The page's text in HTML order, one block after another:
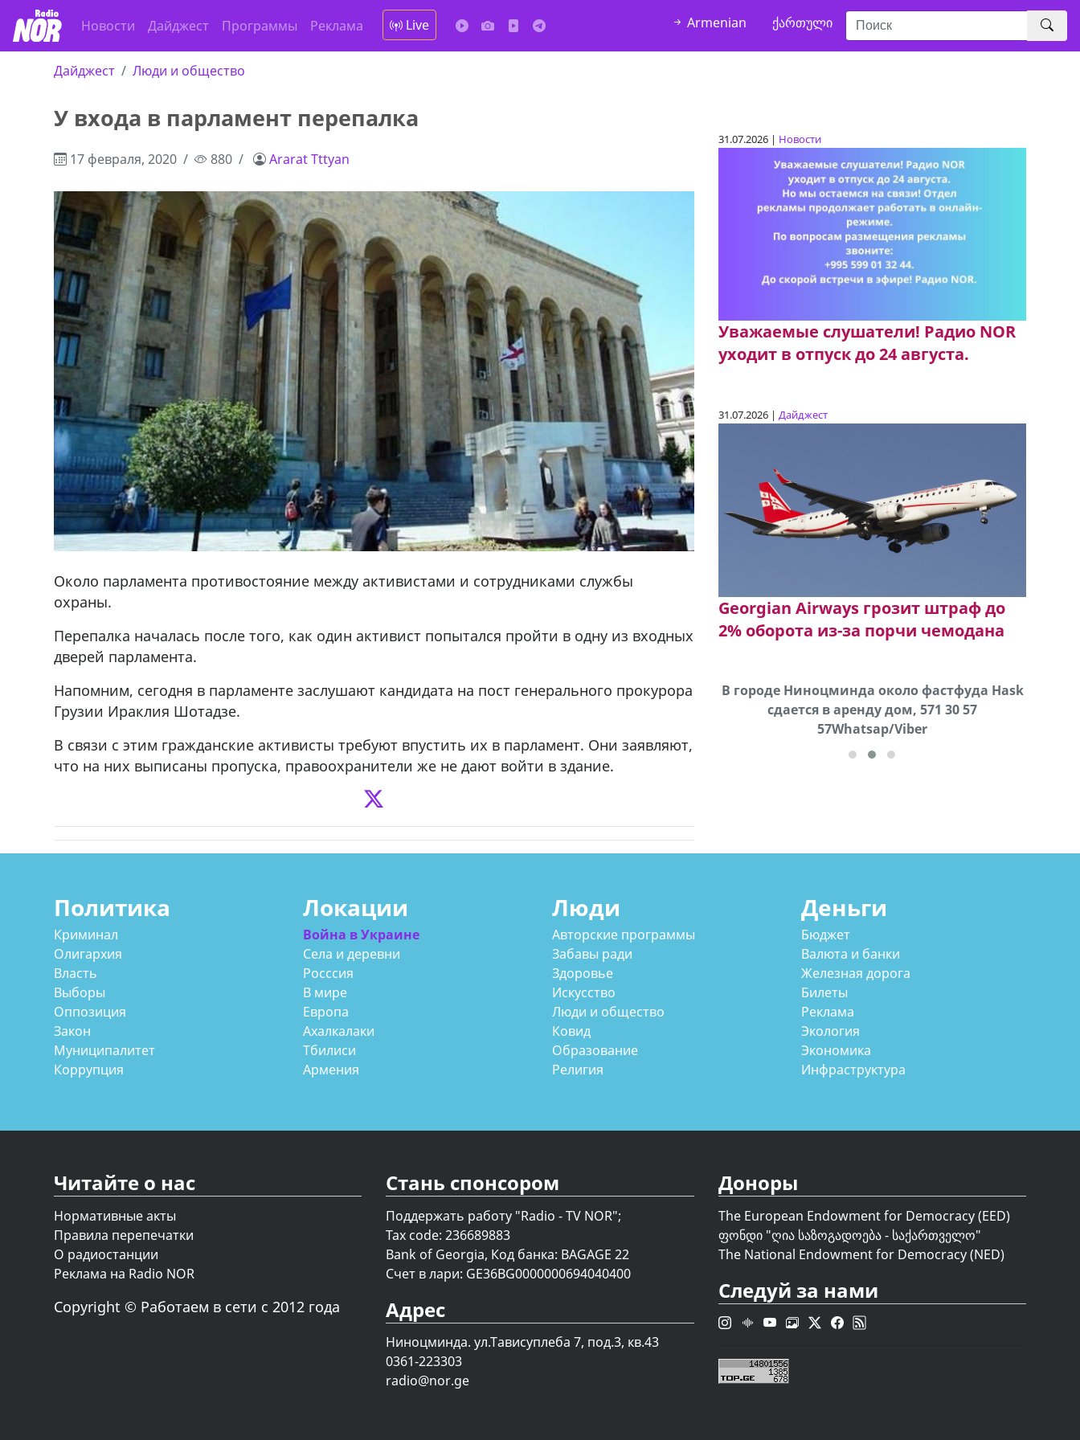
Новости Дайджест Программы Реклама Live Armenian ქართული
Дайджест Люди и общество
У входа в парламент перепалка
17 февраля, 2020 880 Ararat Tttyan
Около парламента противостояние между активистами и сотрудниками службы
охраны.
Перепалка началась после того, как один активист попытался пройти в одну из входных
дверей парламента.
Напомним, сегодня в парламенте заслушают кандидата на пост генерального прокурора
Грузии Ираклия Шотадзе.
В связи с этим гражданские активисты требуют впустить их в парламент. Они заявляют,
что на них выписаны пропуска, правоохранители же не дают войти в здание.
31.07.2026 | Новости
Уважаемые слушатели! Радио NOR
уходит в отпуск до 24 августа.
31.07.2026 | Дайджест
Georgian Airways грозит штраф до
2% оборота из-за порчи чемодана
30 57
Продается соль оптом и в розницу в
мешках, 500 22 47 42
В городе Ниноцминда около фастфуда Hask
cдается в аренду дом, 571 30 57
57Whatsap/Viber
Продается машина марки Prado,571 30 57
57Whatsap/Viber
Политика
Криминал
Олигархия
Власть
Выборы
Оппозиция
Закон
Муниципалитет
Коррупция
Локации
Война в Украине
Села и деревни
Росссия
В мире
Европа
Ахалкалаки
Тбилиси
Армения
Люди
Авторские программы
Забавы ради
Здоровье
Искусство
Люди и общество
Ковид
Образование
Религия
Деньги
Бюджет
Валюта и банки
Железная дорога
Билеты
Реклама
Экология
Экономика
Инфраструктура
Читайте о нас
Нормативные акты
Правила перепечатки
О радиостанции
Реклама на Radio NOR
Copyright © Работаем в сети с 2012 года
Стань спонсором
Поддержать работу "Radio - TV NOR";
Tax code: 236689883
Bank of Georgia, Код банка: BAGAGE 22
Счет в лари: GE36BG0000000694040400
Адрес
Ниноцминда. ул.Тависуплеба 7, под.3, кв.43
0361-223303
radio@nor.ge
Доноры
The European Endowment for Democracy (EED)
ფონდი "ღია საზოგადოება - საქართველო"
The National Endowment for Democracy (NED)
Следуй за нами